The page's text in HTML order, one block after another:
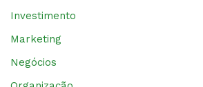
Investimento
Marketing
Negócios